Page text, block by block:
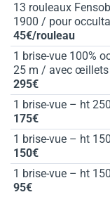
13 rouleaux
1900 / pour
45€/rouleau
1 brise-vue 100%
25 m / avec œillets
295€
1 brise-vue – ht
175€
1 brise-vue – ht
150€
1 brise-vue – ht
95€